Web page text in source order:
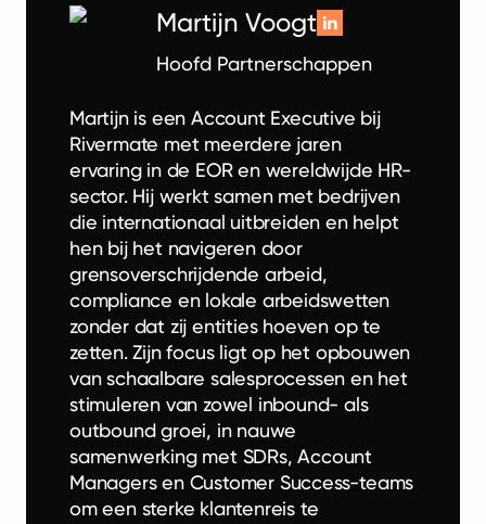
Martijn Voogt
Hoofd Partnerschappen
Martijn is een Account Executive bij
Rivermate met meerdere jaren
ervaring in de EOR en wereldwijde HR-
sector. Hij werkt samen met bedrijven
die internationaal uitbreiden en helpt
hen bij het navigeren door
grensoverschrijdende arbeid,
compliance en lokale arbeidswetten
zonder dat zij entities hoeven op te
zetten. Zijn focus ligt op het opbouwen
van schaalbare salesprocessen en het
stimuleren van zowel inbound- als
outbound groei, in nauwe
samenwerking met SDRs, Account
Managers en Customer Success-teams
om een sterke klantenreis te